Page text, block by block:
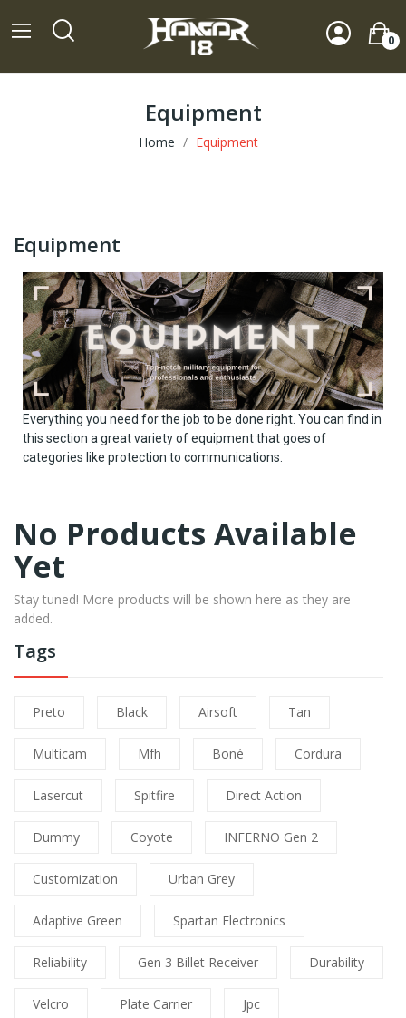
0
Equipment
Home Equipment
Tags
Preto Black Airsoft Tan
Multicam Mfh Boné Cordura
Lasercut Spitfire Direct Action
Dummy Coyote INFERNO Gen 2
Customization Urban Grey
Adaptive Green Spartan Electronics
Reliability Gen 3 Billet Receiver Durability
Velcro Plate Carrier Jpc
Equipment
Everything you need for the job to be done right. You can find in
this section a great variety of equipment that goes of
categories like protection to communications.
No Products Available
Yet
Stay tuned! More products will be shown here as they are
added.